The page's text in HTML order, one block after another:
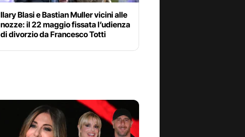
Ilary Blasi e Bastian Muller vicini alle
nozze: il 22 maggio fissata l’udienza
di divorzio da Francesco Totti